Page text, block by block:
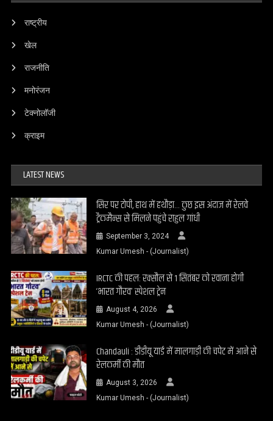
राष्ट्रीय
खेल
राजनीति
मनोरंजन
टेक्नोलॉजी
क्राइम
LATEST NEWS
सिर पर टोपी, हाथ में हथौड़ा… कुछ इस अंदाज में रेलवे
ट्रैकमैन्स से मिलने पहुंचे राहुल गांधी
September 3, 2024
Kumar Umesh - (Journalist)
IRCTC की पहल: रक्सौल से 1 सितंबर को रवाना होगी
‘भारत गौरव’ स्पेशल ट्रेन
August 4, 2026
Kumar Umesh - (Journalist)
Chandauli : डीडीयू यार्ड में मालगाड़ी की चपेट में आने से
रेलकर्मी की मौत
August 3, 2026
Kumar Umesh - (Journalist)